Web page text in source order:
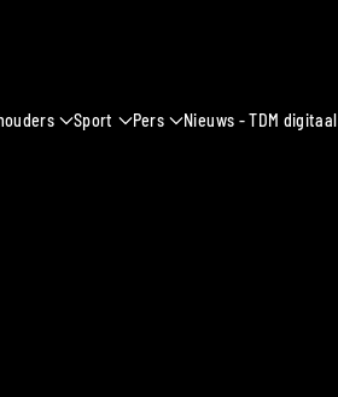
Sport Pers Nieuws - TDM digitaal